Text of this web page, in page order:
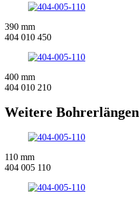
390 mm
404 010 450
400 mm
404 010 210
Weitere Bohrerlängen
110 mm
404 005 110